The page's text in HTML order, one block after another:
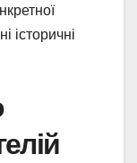
історичні